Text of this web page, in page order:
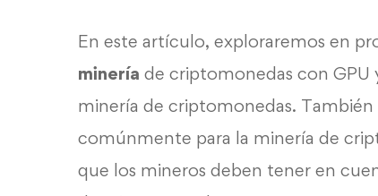
En este artículo, exploraremos en
minería de criptomonedas con GPU
minería de criptomonedas.
comúnmente para la minería de
que los mineros deben tener en